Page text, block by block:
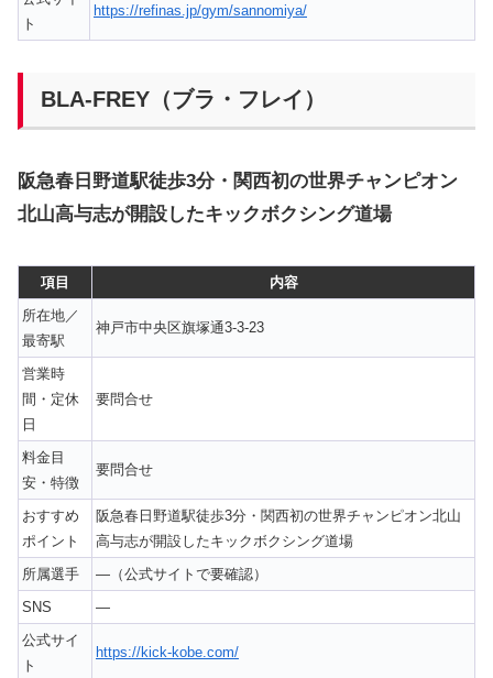
ト
https://refinas.jp/gym/sannomiya/
BLA-FREY（ブラ・フレイ）
阪急春日野道駅徒歩3分・関西初の世界チャンピオン
北山高与志が開設したキックボクシング道場
項目
内容
所在地／
最寄駅
神戸市中央区旗塚通3-3-23
営業時
間・定休
日
要問合せ
料金目
安・特徴
要問合せ
おすすめ
ポイント
阪急春日野道駅徒歩3分・関西初の世界チャンピオン北山
高与志が開設したキックボクシング道場
所属選手
—（公式サイトで要確認）
SNS
—
公式サイ
ト
https://kick-kobe.com/